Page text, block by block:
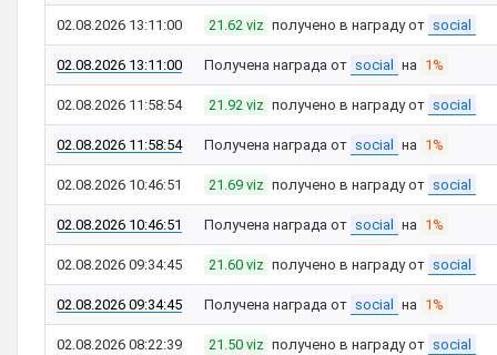
02.08.2026 13:11:00 21.62 viz получено в награду от social
02.08.2026 13:11:00 Получена награда от social на 1%
02.08.2026 11:58:54 21.92 viz получено в награду от social
02.08.2026 11:58:54 Получена награда от social на 1%
02.08.2026 10:46:51 21.69 viz получено в награду от social
02.08.2026 10:46:51 Получена награда от social на 1%
02.08.2026 09:34:45 21.60 viz получено в награду от social
02.08.2026 09:34:45 Получена награда от social на 1%
02.08.2026 08:22:39 21.50 viz получено в награду от social